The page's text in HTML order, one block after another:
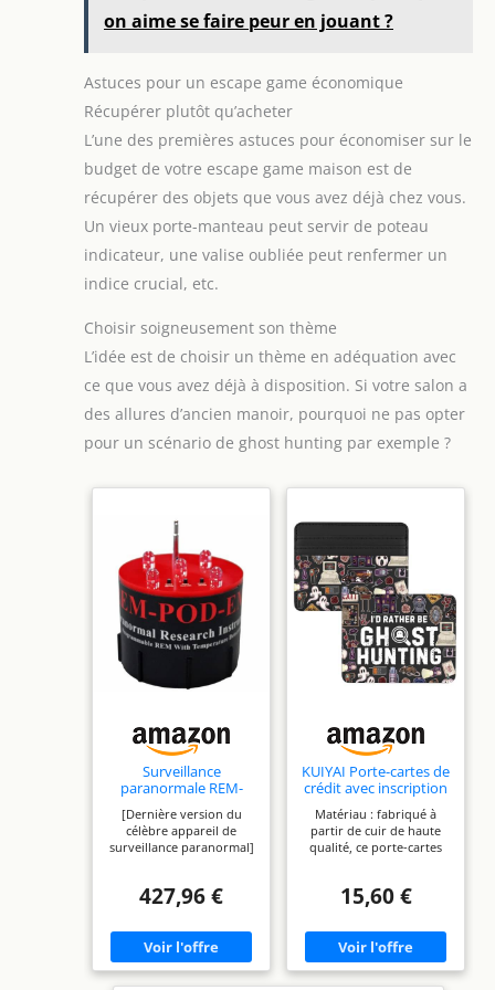
design élégant des cadenas peuvent être un bon
embellissement, Convient à différentes scènes de
: casiers, portes, jardins, clôtures, etc.
Le paquet
comprend : Vous recevrez 6 cadenas à combinaison
de différentes couleurs,
argent,rose,bleu,noir,vert,rouge. Convient pour
une utilisation dans les lieux publics, les couleurs
vos articles.
on aime se faire peur en jouant ?
Astuces pour un escape game économique
Récupérer plutôt qu’acheter
L’une des premières astuces pour économiser sur le
budget de votre escape game maison est de
récupérer des objets que vous avez déjà chez vous.
Un vieux porte-manteau peut servir de poteau
indicateur, une valise oubliée peut renfermer un
indice crucial, etc.
Choisir soigneusement son thème
L’idée est de choisir un thème en adéquation avec
ce que vous avez déjà à disposition. Si votre salon a
des allures d’ancien manoir, pourquoi ne pas opter
pour un scénario de ghost hunting par exemple ?
Surveillance
paranormale REM-
POD-EMT+ATDD
[Dernière version du
célèbre appareil de
surveillance paranormal]
surveille une plus grande
appareil similaire et
dispose de 5 paramètres
de sensibilité au choix.
L'appareil vous avertira
427,96 €
KUIYAI Porte-cartes de
crédit avec inscription
« I'd Rather Be Ghost
Hunting » - Cadeau
paranormal - Chasse
aux fantômes (chasse
Matériau : fabriqué à
partir de cuir de haute
qualité, ce porte-cartes
chaude unique au fil du
emplacements pour
cartes et 1 poche pour
pièces de monnaie,
pouvant contenir
15,60 €